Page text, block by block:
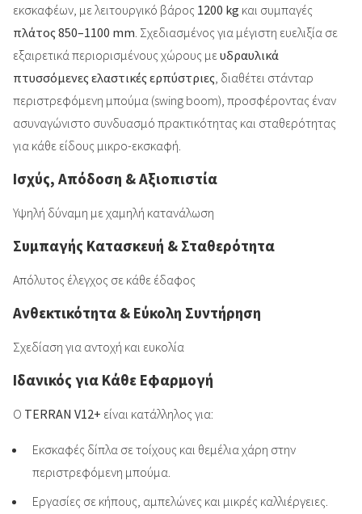
εκσκαφέων, με λειτουργικό βάρος 1200 kg και συμπαγές
πλάτος850–1100 mm . Σχεδιασμένος για μέγιστη ευελιξία σε
εξαιρετικά περιορισμένους χώρους μευδραυλικά
πτυσσόμενες ελαστικές ερπύστριες , διαθέτει στάνταρ
περιστρεφόμενη μπούμα (swing boom), προσφέροντας έναν
ασυναγώνιστο συνδυασμό πρακτικότητας και σταθερότητας
για κάθε είδους μικρο-εκσκαφή.
Ισχύς, Απόδοση & Αξιοπιστία
Υψηλή δύναμη με χαμηλή κατανάλωση
Συμπαγής Κατασκευή & Σταθερότητα
Απόλυτος έλεγχος σε κάθε έδαφος
Ανθεκτικότητα & Εύκολη Συντήρηση
Σχεδίαση για αντοχή και ευκολία
Ιδανικός για Κάθε Εφαρμογή
Ο TERRAN V12+ είναι κατάλληλος για:
Εκσκαφές δίπλα σε τοίχους και θεμέλια χάρη στην
περιστρεφόμενη μπούμα.
Εργασίες σε κήπους, αμπελώνες και μικρές καλλιέργειες.